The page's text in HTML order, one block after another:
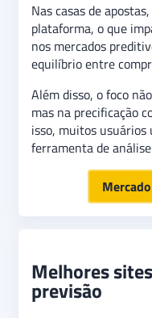
Nas casas de
plataforma, o que
nos mercados
equilíbrio entre
Além disso, o foco
mas na precificação
isso, muitos
ferramenta de
Melhores
previsão